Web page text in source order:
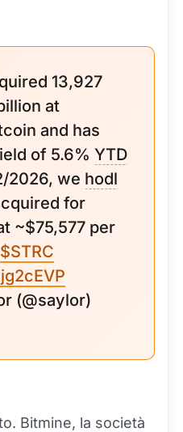
13,927
at
and has
of 5.6% YTD
2026, we hodl
for
~$75,577 per
$STRC
(@saylor)
Bitmine, la società